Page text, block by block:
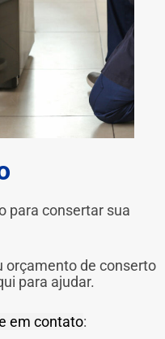
para consertar sua
orçamento de conserto
para ajudar.
em contato: